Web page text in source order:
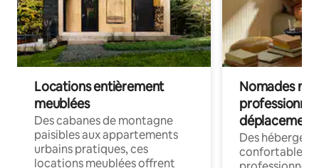
Locations entièrement
meublées
Des cabanes de montagne
paisibles aux appartements
urbains pratiques, ces
locations meublées offrent
Nomades
déplacement
Des
confortables